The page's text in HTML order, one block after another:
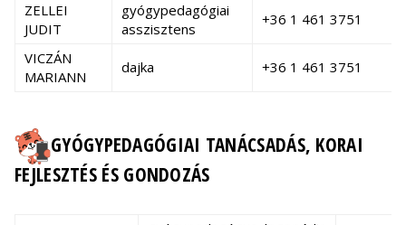
ZELLEI
JUDIT
gyógypedagógiai
asszisztens
+36 1 461 3751
VICZÁN
MARIANN
dajka +36 1 461 3751
GYÓGYPEDAGÓGIAI TANÁCSADÁS, KORAI
FEJLESZTÉS ÉS GONDOZÁS